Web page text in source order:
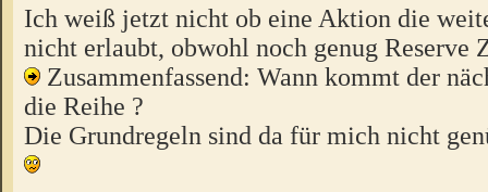
Ich weiß jetzt nicht ob eine Aktion die
nicht erlaubt, obwohl noch genug Reserve
Zusammenfassend: Wann kommt der
die Reihe ?
Die Grundregeln sind da für mich nicht